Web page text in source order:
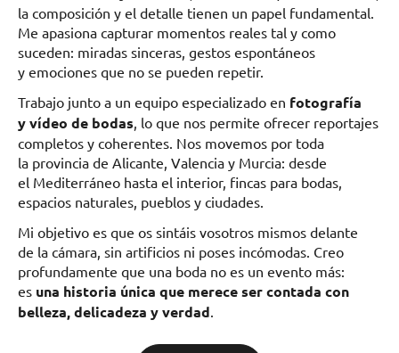
la composición y el detalle tienen un papel fundamental.
Me apasiona capturar momentos reales tal y como
suceden: miradas sinceras, gestos espontáneos
y emociones que no se pueden repetir.
Trabajo junto a un equipo especializado en fotografía
y vídeo de bodas , lo que nos permite ofrecer reportajes
completos y coherentes. Nos movemos por toda
la provincia de Alicante, Valencia y Murcia: desde
el Mediterráneo hasta el interior, fincas para bodas,
espacios naturales, pueblos y ciudades.
Mi objetivo es que os sintáis vosotros mismos delante
de la cámara, sin artificios ni poses incómodas. Creo
profundamente que una boda no es un evento más:
es una historia única que merece ser contada con
belleza, delicadeza y verdad